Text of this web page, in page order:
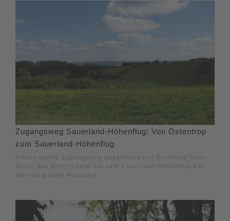
Zugangsweg Sauerland-Höhenflug: Von Ostentrop
zum Sauerland-Höhenflug
Dieser zweite Zugangsweg ausgehend von Ostentrop führt
durch das Bermecketal bis zum Sauerland-Höhenflug am
Sterlberg nahe Weuspert.